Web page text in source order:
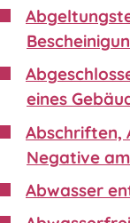
eines
Abschriften,
Negative
Abwasser